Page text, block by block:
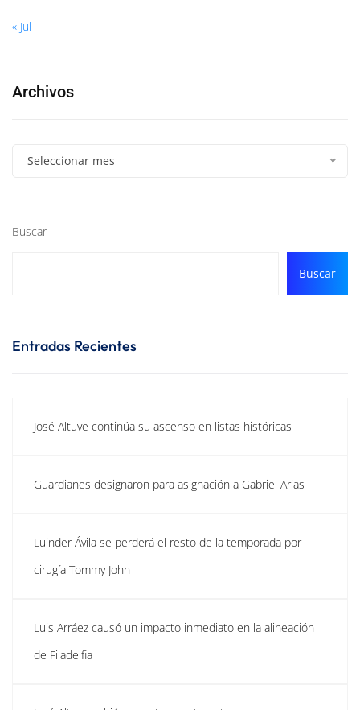
« Jul
Archivos
Seleccionar mes
Buscar
Buscar
Entradas Recientes
José Altuve continúa su ascenso en listas históricas
Guardianes designaron para asignación a Gabriel Arias
Luinder Ávila se perderá el resto de la temporada por
cirugía Tommy John
Luis Arráez causó un impacto inmediato en la alineación
de Filadelfia